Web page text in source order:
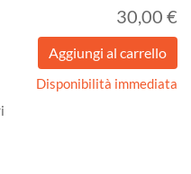
30,00 €
Disponibilità immediata